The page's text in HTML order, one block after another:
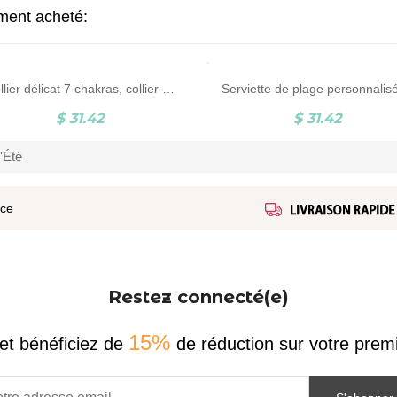
acheté:
$ 31.42 $ 31.42
Restez connecté(e)
bénéficiez de 15% de réduction sur votre